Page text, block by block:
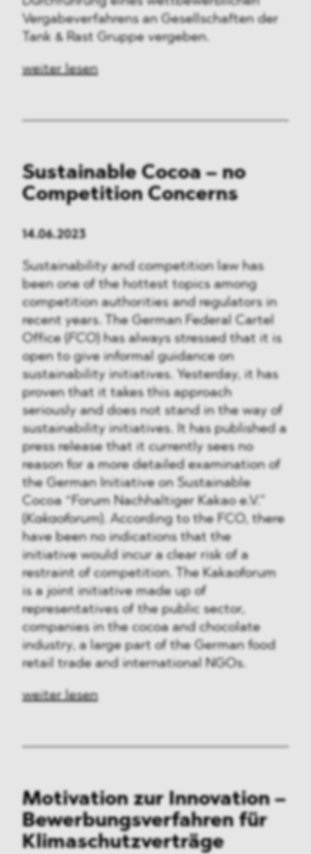
Vergabeverfahrens an Gesellschaften der
Tank & Rast Gruppe vergeben.
weiter lesen
Sustainable Cocoa – no
Competition Concerns
14.06.2023
Sustainability and competition law has
been one of the hottest topics among
competition authorities and regulators in
recent years. The German Federal Cartel
Office ( FCO) has always stressed that it is
open to give informal guidance on
sustainability initiatives. Yesterday, it has
proven that it takes this approach
seriously and does not stand in the way of
sustainability initiatives. It has published a
press release that it currently sees no
reason for a more detailed examination of
the German Initiative on Sustainable
Cocoa “Forum Nachhaltiger Kakao e.V.”
Kakaoforum ). According to the FCO, there
have been no indications that the
initiative would incur a clear risk of a
restraint of competition. The Kakaoforum
is a joint initiative made up of
representatives of the public sector,
companies in the cocoa and chocolate
industry, a large part of the German food
retail trade and international NGOs.
weiter lesen
Motivation zur Innovation –
Bewerbungsverfahren für
Klimaschutzverträge